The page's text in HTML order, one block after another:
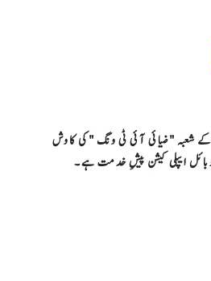
کے شعبہ "ضیائی آئی ٹی ونگ "کی کاوش
ایپلی کیشن پیشِ خدمت ہے۔